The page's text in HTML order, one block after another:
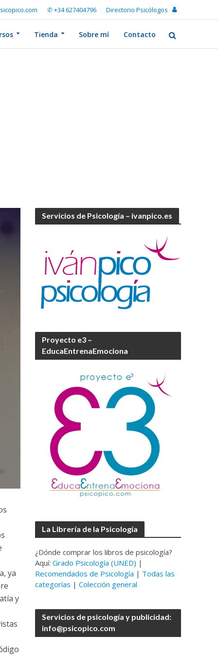
✆ +34 627404796 Directorio Psicólogos
Tienda Sobre mí Contacto
ya
y
Servicios de Psicología – ivanpico.es
Proyecto e3 –
EducaEntrenaEmociona
La Librería de la Psicología
¿Dónde comprar los libros de psicología?
Aquí:Grado Psicología (UNED) |
Recomendados de Psicología | Todas las
categorías |Colección general
Servicios de psicología y publicidad:
info@psicopico.com